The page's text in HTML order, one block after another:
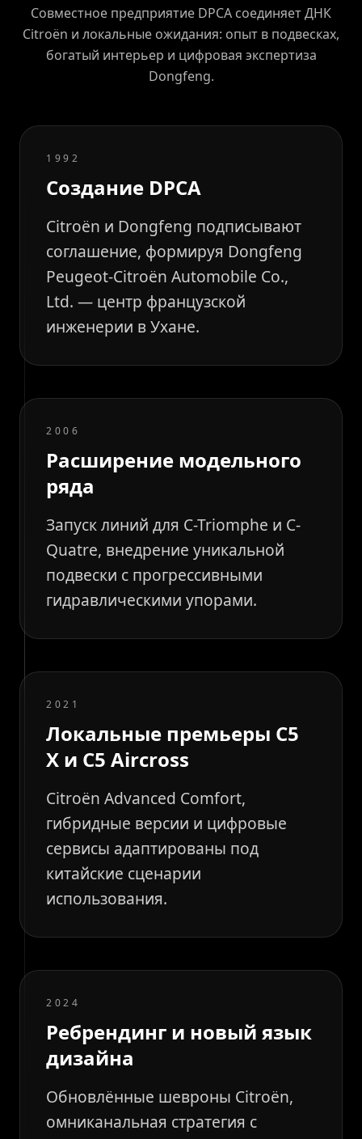
Совместное предприятие DPCA соединяет ДНК
Citroën и локальные ожидания: опыт в подвесках,
богатый интерьер и цифровая экспертиза
Dongfeng.
1992
Создание DPCA
Citroën и Dongfeng подписывают
соглашение, формируя Dongfeng
Peugeot-Citroën Automobile Co.,
Ltd. — центр французской
инженерии в Ухане.
2006
Расширение модельного
ряда
Запуск линий для C-Triomphe и C-
Quatre, внедрение уникальной
подвески с прогрессивными
гидравлическими упорами.
2021
Локальные премьеры C5
X и C5 Aircross
Citroën Advanced Comfort,
гибридные версии и цифровые
сервисы адаптированы под
китайские сценарии
использования.
2024
Ребрендинг и новый язык
дизайна
Обновлённые шевроны Citroën,
омниканальная стратегия с